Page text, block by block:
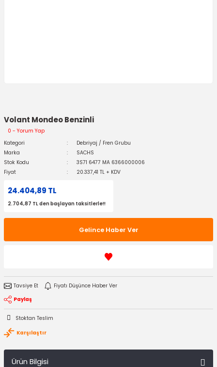
Volant Mondeo Benzinli
0 - Yorum Yap
Kategori
Debriyaj / Fren Grubu
Marka
SACHS
Stok Kodu
3S71 6477 MA 6366000006
Fiyat
20.337,41 TL + KDV
24.404,89 TL
2.704,87 TL den başlayan taksitlerle!!
Gelince Haber Ver
Tavsiye Et
Fiyatı Düşünce Haber Ver
Paylaş
Stoktan Teslim
Karşılaştır
Ürün Bilgisi